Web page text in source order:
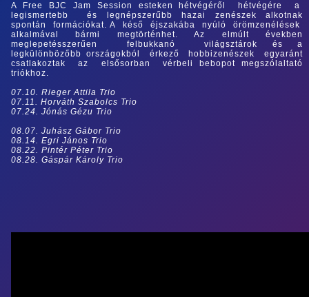
A Free BJC Jam Session esteken hétvégéről hétvégére a
legismertebb és legnépszerűbb hazai zenészek alkotnak
spontán formációkat. A késő éjszakába nyúló örömzenélések
alkalmával bármi megtörténhet. Az elmúlt években
meglepetésszerűen felbukkanó világsztárok és a
legkülönbözőbb országokból érkező hobbizenészek egyaránt
csatlakoztak az elsősorban vérbeli bebopot megszólaltató
triókhoz.
07.10. Rieger Attila Trio
07.11. Horváth Szabolcs Trio
07.24. Jónás Gézu Trio
08.07. Juhász Gábor Trio
08.14. Egri János Trio
08.22. Pintér Péter Trio
08.28. Gáspár Károly Trio